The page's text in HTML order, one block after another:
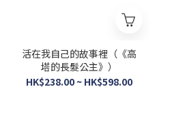
活在我自己的故事裡（《高
塔的長髮公主》）
HK$238.00 ~ HK$598.00